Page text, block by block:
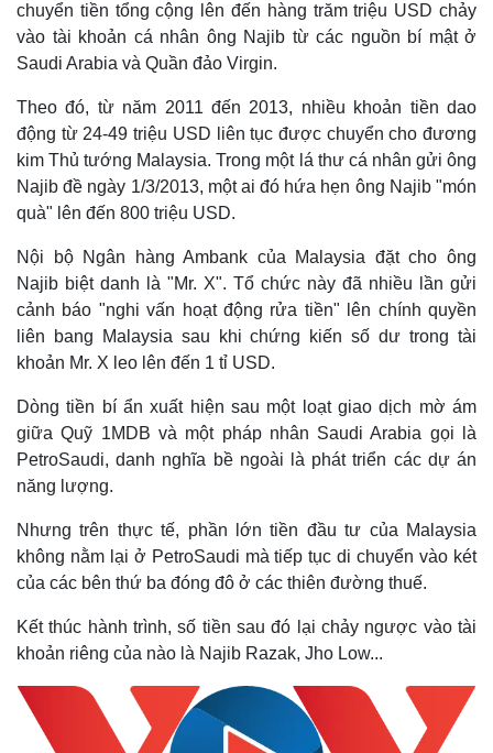
Tin nóng
Tư vấn luật
Vũ khí
Việt Nam
Phân tích
chuyển tiền tổng cộng lên đến hàng trăm triệu USD chảy
vào tài khoản cá nhân ông Najib từ các nguồn bí mật ở
Saudi Arabia và Quần đảo Virgin.
Theo đó, từ năm 2011 đến 2013, nhiều khoản tiền dao
động từ 24-49 triệu USD liên tục được chuyển cho đương
kim Thủ tướng Malaysia. Trong một lá thư cá nhân gửi ông
Najib đề ngày 1/3/2013, một ai đó hứa hẹn ông Najib "món
quà" lên đến 800 triệu USD.
Nội bộ Ngân hàng Ambank của Malaysia đặt cho ông
Najib biệt danh là "Mr. X". Tổ chức này đã nhiều lần gửi
cảnh báo "nghi vấn hoạt động rửa tiền" lên chính quyền
liên bang Malaysia sau khi chứng kiến số dư trong tài
khoản Mr. X leo lên đến 1 tỉ USD.
Dòng tiền bí ẩn xuất hiện sau một loạt giao dịch mờ ám
giữa Quỹ 1MDB và một pháp nhân Saudi Arabia gọi là
PetroSaudi, danh nghĩa bề ngoài là phát triển các dự án
năng lượng.
Nhưng trên thực tế, phần lớn tiền đầu tư của Malaysia
không nằm lại ở PetroSaudi mà tiếp tục di chuyển vào két
của các bên thứ ba đóng đô ở các thiên đường thuế.
Kết thúc hành trình, số tiền sau đó lại chảy ngược vào tài
khoản riêng của nào là Najib Razak, Jho Low...